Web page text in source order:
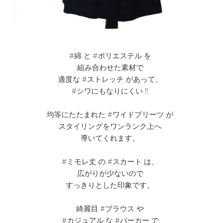
#綿 と #ポリエステル を
組み合わせた素材で
適度な #ストレッチ があって、
#シワにもなりにくい ‼︎
均等にたたまれた #ワイドプリーツ が
スタイリングをワンランク上へ
導いてくれます。
#ミモレ丈 の #スカート は、
広がりが少ないので
すっきりとした印象です。
綺麗目 #ブラウス や
#カジュアル な #パーカー で